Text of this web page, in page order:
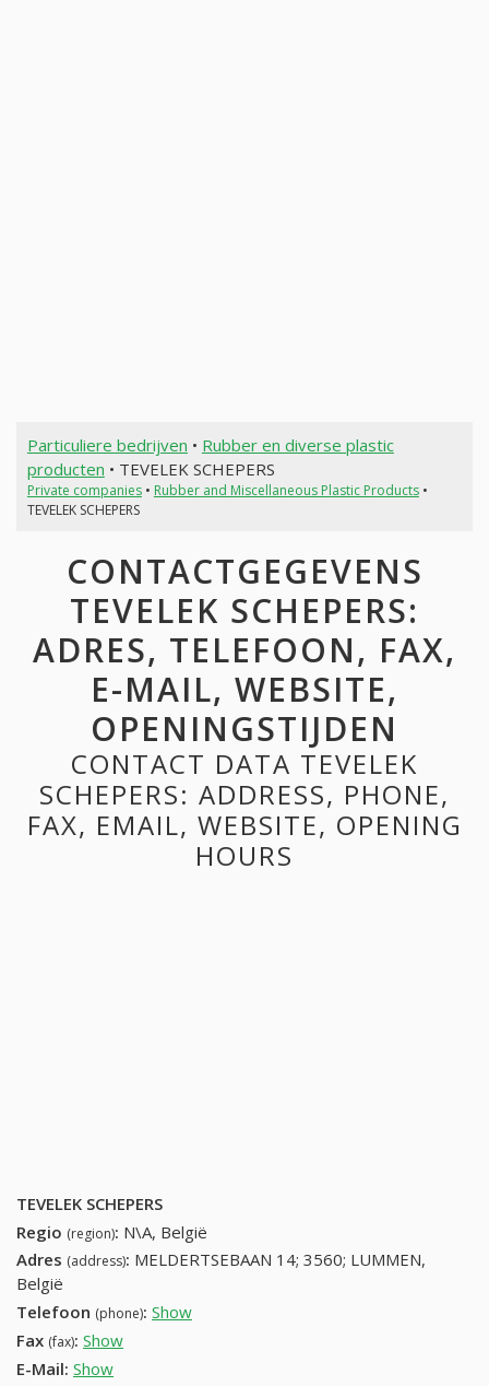
Particuliere bedrijven • Rubber en diverse plastic
producten • TEVELEK SCHEPERS
Private companies• Rubber and Miscellaneous Plastic Products•
TEVELEK SCHEPERS
CONTACTGEGEVENS
TEVELEK SCHEPERS:
ADRES, TELEFOON, FAX,
E-MAIL, WEBSITE,
OPENINGSTIJDEN
CONTACT DATA TEVELEK
SCHEPERS: ADDRESS, PHONE,
FAX, EMAIL, WEBSITE, OPENING
HOURS
TEVELEK SCHEPERS
Regio (region): N\A, België
Adres (address): MELDERTSEBAAN 14; 3560; LUMMEN,
België
Telefoon (phone): Show
Fax (fax): Show
E-Mail: Show